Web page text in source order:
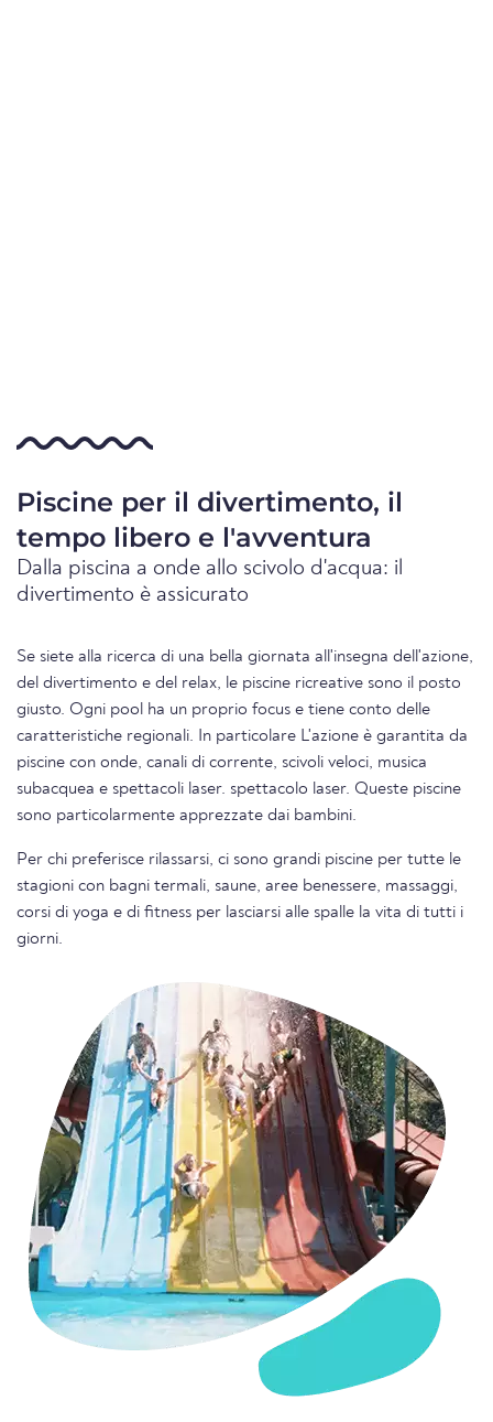
Piscine per il divertimento, il
tempo libero e l'avventura
Dalla piscina a onde allo scivolo d'acqua: il
divertimento è assicurato
Se siete alla ricerca di una bella giornata all'insegna dell'azione,
del divertimento e del relax, le piscine ricreative sono il posto
giusto. Ogni pool ha un proprio focus e tiene conto delle
caratteristiche regionali. In particolare L'azione è garantita da
piscine con onde, canali di corrente, scivoli veloci, musica
subacquea e spettacoli laser. spettacolo laser. Queste piscine
sono particolarmente apprezzate dai bambini.
Per chi preferisce rilassarsi, ci sono grandi piscine per tutte le
stagioni con bagni termali, saune, aree benessere, massaggi,
corsi di yoga e di fitness per lasciarsi alle spalle la vita di tutti i
giorni.